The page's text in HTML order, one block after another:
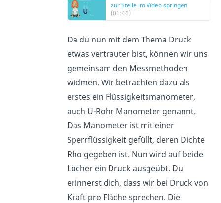
zur Stelle im Video springen
(01:46)
Da du nun mit dem Thema Druck
etwas vertrauter bist, können wir uns
gemeinsam den Messmethoden
widmen. Wir betrachten dazu als
erstes ein Flüssigkeitsmanometer,
auch U-Rohr Manometer genannt.
Das Manometer ist mit einer
Sperrflüssigkeit gefüllt, deren Dichte
Rho gegeben ist. Nun wird auf beide
Löcher ein Druck ausgeübt. Du
erinnerst dich, dass wir bei Druck von
Kraft pro Fläche sprechen. Die